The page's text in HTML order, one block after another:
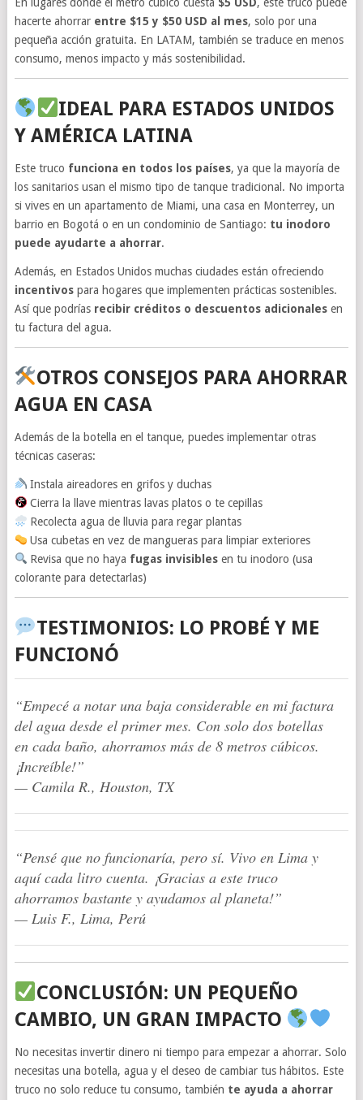
hacerte ahorrar entre $15 y $50 USD al mes, solo por una
pequeña acción gratuita. En LATAM, también se traduce en menos
consumo, menos impacto y más sostenibilidad.
IDEAL PARA ESTADOS UNIDOS
Y AMÉRICA LATINA
Este truco funciona en todos los países, ya que la mayoría de
los sanitarios usan el mismo tipo de tanque tradicional. No importa
si vives en un apartamento de Miami, una casa en Monterrey, un
barrio en Bogotá o en un condominio de Santiago: tu inodoro
puede ayudarte a ahorrar.
Además, en Estados Unidos muchas ciudades están ofreciendo
incentivospara hogares que implementen prácticas sostenibles.
Así que podrías recibir créditos o descuentos adicionalesen
tu factura del agua.
OTROS CONSEJOS PARA AHORRAR
AGUA EN CASA
Además de la botella en el tanque, puedes implementar otras
técnicas caseras:
Instala aireadores en grifos y duchas
Cierra la llave mientras lavas platos o te cepillas
Recolecta agua de lluvia para regar plantas
Usa cubetas en vez de mangueras para limpiar exteriores
Revisa que no haya fugas invisibles en tu inodoro (usa
colorante para detectarlas)
TESTIMONIOS: LO PROBÉ Y ME
FUNCIONÓ
“Empecé a notar una baja considerable en mi factura
del agua desde el primer mes. Con solo dos botellas
en cada baño, ahorramos más de 8 metros cúbicos.
¡Increíble!”
— Camila R., Houston, TX
“Pensé que no funcionaría, pero sí. Vivo en Lima y
aquí cada litro cuenta. ¡Gracias a este truco
ahorramos bastante y ayudamos al planeta!”
— Luis F., Lima, Perú
CONCLUSIÓN: UN PEQUEÑO
CAMBIO, UN GRAN IMPACTO
No necesitas invertir dinero ni tiempo para empezar a ahorrar. Solo
necesitas una botella, agua y el deseo de cambiar tus hábitos. Este
truco no solo reduce tu consumo, también te ayuda a ahorrar